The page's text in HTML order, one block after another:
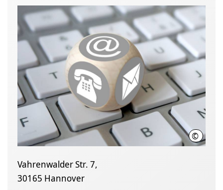
© Fotolia
Vahrenwalder Str. 7,
30165 Hannover